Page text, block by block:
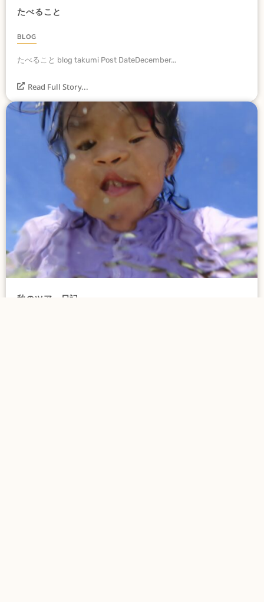
たべること
BLOG
たべること blog takumi Post DateDecember...
Read Full Story...
秋のツアー日記